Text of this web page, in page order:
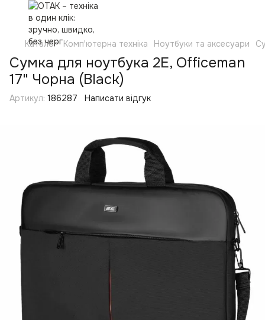
Каталог Комп'ютерна техніка Ноутбуки та аксесуари
Сумка для ноутбука 2E, Officeman
17" Чорна (Black)
Артикул: 186287 Написати відгук